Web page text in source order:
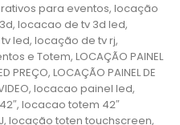
para eventos, locação
locacao de tv 3d led,
led, locação de tv rj,
e Totem, LOCAÇÃO PAINEL
PREÇO, LOCAÇÃO PAINEL DE
VIDEO, locacao painel led,
locacao totem 42″
locação toten touchscreen,